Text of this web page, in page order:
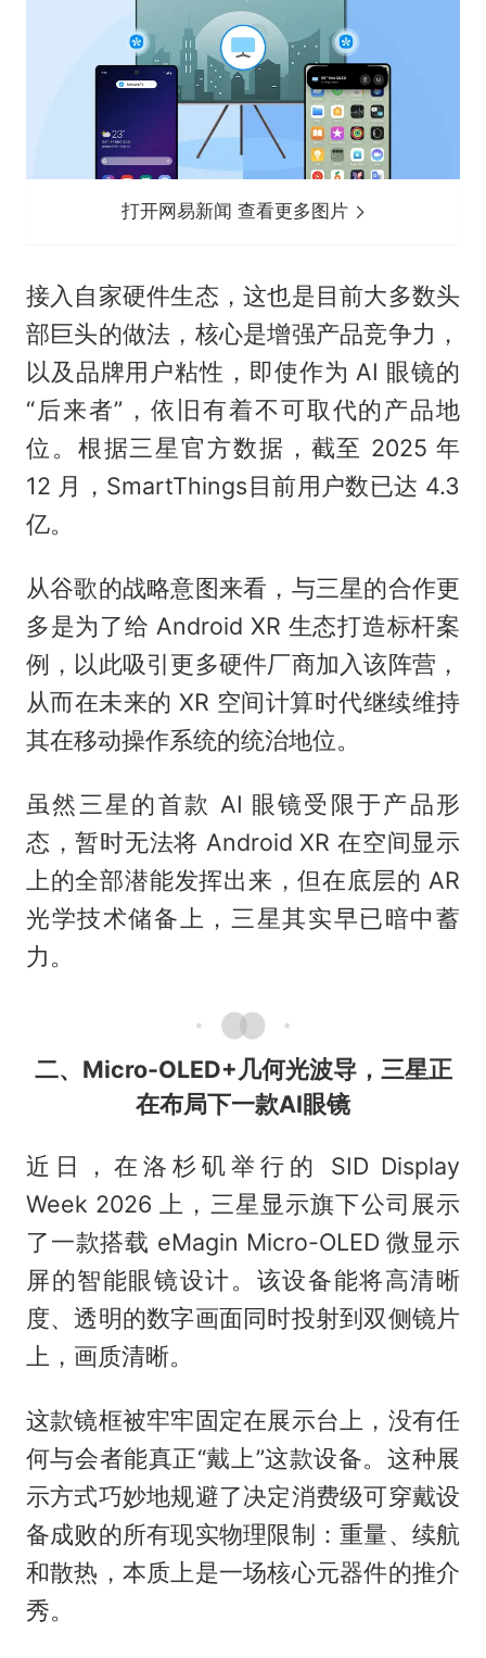
打开网易新闻 查看更多图片
接入自家硬件生态，这也是目前大多数头
部巨头的做法，核心是增强产品竞争力，
以及品牌用户粘性，即使作为 AI 眼镜的
“后来者”，依旧有着不可取代的产品地
位。根据三星官方数据，截至 2025 年
12 月，SmartThings目前用户数已达 4.3
亿。
从谷歌的战略意图来看，与三星的合作更
多是为了给 Android XR 生态打造标杆案
例，以此吸引更多硬件厂商加入该阵营，
从而在未来的 XR 空间计算时代继续维持
其在移动操作系统的统治地位。
虽然三星的首款 AI 眼镜受限于产品形
态，暂时无法将 Android XR 在空间显示
上的全部潜能发挥出来，但在底层的 AR
光学技术储备上，三星其实早已暗中蓄
力。
二、Micro-OLED+几何光波导，三星正
在布局下一款AI眼镜
近日，在洛杉矶举行的 SID Display
Week 2026 上，三星显示旗下公司展示
了一款搭载 eMagin Micro-OLED 微显示
屏的智能眼镜设计。该设备能将高清晰
度、透明的数字画面同时投射到双侧镜片
上，画质清晰。
这款镜框被牢牢固定在展示台上，没有任
何与会者能真正“戴上”这款设备。这种展
示方式巧妙地规避了决定消费级可穿戴设
备成败的所有现实物理限制：重量、续航
和散热，本质上是一场核心元器件的推介
秀。